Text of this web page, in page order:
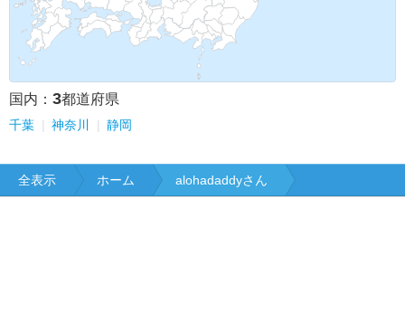
国内： 3都道府県
千葉 神奈川 静岡
全表示 ホーム alohadaddyさん